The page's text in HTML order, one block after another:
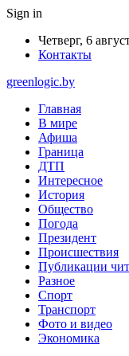
Sign in
Четверг, 6
Контакты
greenlogic.by
Главная
В мире
Афиша
Граница
ДТП
Интересное
История
Общество
Погода
Президент
Происшествия
Публикации
Разное
Спорт
Транспорт
Фото и видео
Экономика